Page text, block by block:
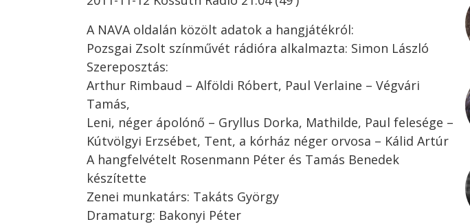
A NAVA oldalán közölt adatok a hangjátékról:
Pozsgai Zsolt színművét rádióra alkalmazta: Simon László
Szereposztás:
Arthur Rimbaud – Alföldi Róbert, Paul Verlaine – Végvári
Tamás,
Leni, néger ápolónő – Gryllus Dorka, Mathilde, Paul felesége –
Kútvölgyi Erzsébet, Tent, a kórház néger orvosa – Kálid Artúr
A hangfelvételt Rosenmann Péter és Tamás Benedek
készítette
Zenei munkatárs: Takáts György
Dramaturg: Bakonyi Péter